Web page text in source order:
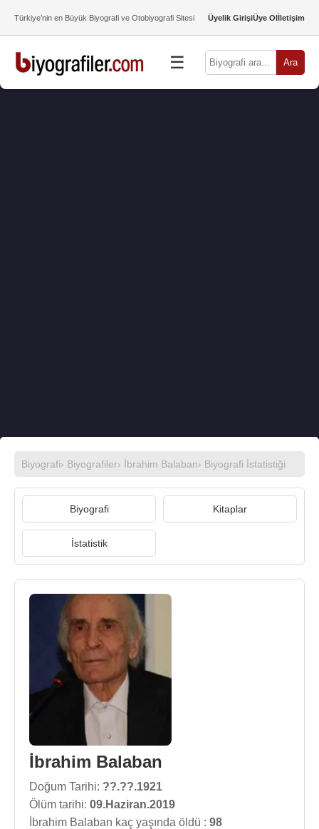
Türkiye’nin en Büyük Biyografi ve Otobiyografi Sitesi Üyelik GirişiÜye Olİletişim
☰ Ara
Biyografi› Biyografiler› İbrahim Balaban› Biyografi İstatistiği
Biyografi Kitaplar
İstatistik
İbrahim Balaban
Doğum Tarihi: ??.??.1921
Ölüm tarihi: 09.Haziran.2019
İbrahim Balaban kaç yaşında öldü : 98